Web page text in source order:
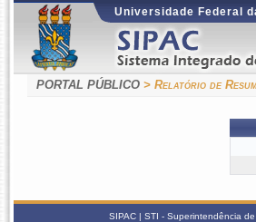
Universidade Federal
PORTAL PÚBLICO > Relatório de
SIPAC | STI - Superintendência